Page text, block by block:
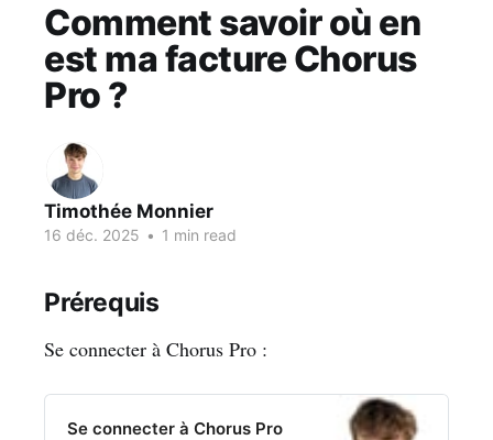
Comment savoir où en
est ma facture Chorus
Pro ?
Timothée Monnier
16 déc. 2025 • 1 min read
Prérequis
Se connecter à Chorus Pro :
Se connecter à Chorus Pro